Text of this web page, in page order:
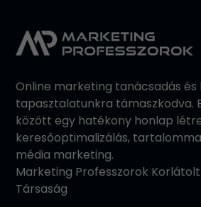
Online marketing tanácsadás és
tapasztalatunkra támaszkodva.
között egy hatékony honlap
keresőoptimalizálás,
média marketing.
Marketing Professzorok
Társaság